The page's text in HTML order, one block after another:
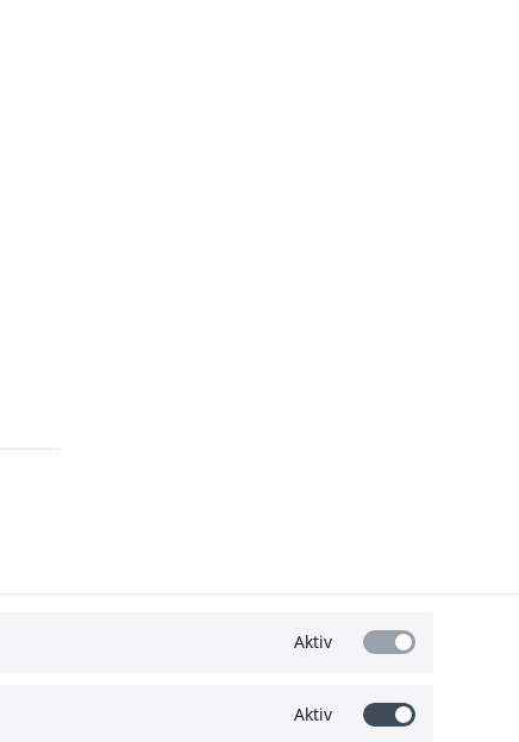
Aktiv
Aktiv